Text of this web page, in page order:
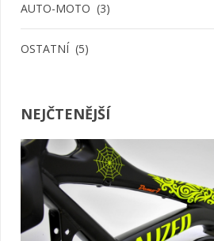
AUTO-MOTO (3)
OSTATNÍ (5)
NEJČTENĚJŠÍ